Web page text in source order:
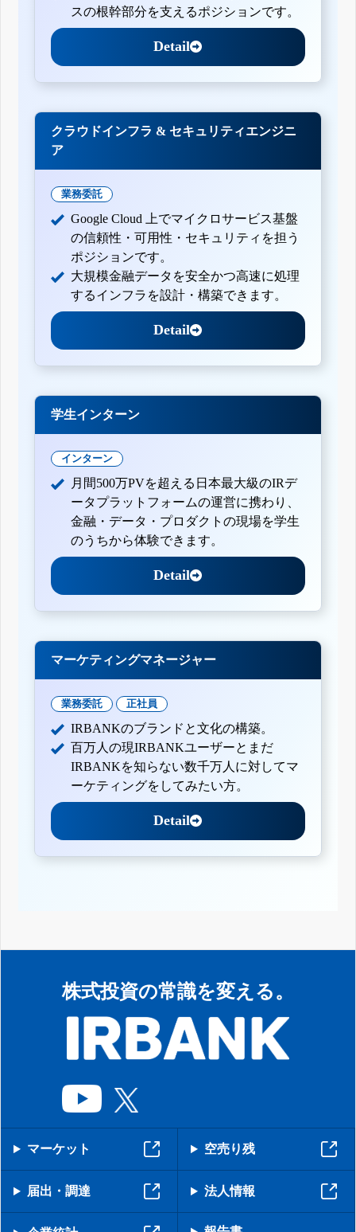
スの根幹部分を支えるポジションです。
Detail
クラウドインフラ & セキュリティエンジニ
ア
業務委託
Google Cloud 上でマイクロサービス基盤
の信頼性・可用性・セキュリティを担う
ポジションです。
大規模金融データを安全かつ高速に処理
するインフラを設計・構築できます。
Detail
学生インターン
インターン
月間500万PVを超える日本最大級のIRデ
ータプラットフォームの運営に携わり、
金融・データ・プロダクトの現場を学生
のうちから体験できます。
Detail
マーケティングマネージャー
業務委託 正社員
IRBANKのブランドと文化の構築。
百万人の現IRBANKユーザーとまだ
IRBANKを知らない数千万人に対してマ
ーケティングをしてみたい方。
Detail
株式投資の常識を変える。
マーケット 空売り残
届出・調達 法人情報